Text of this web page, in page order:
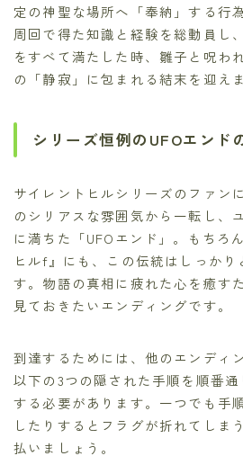
定の神聖な場所へ「奉納」する行
周回で得た知識と経験を総動員し
をすべて満たした時、雛子と呪わ
の「静寂」に包まれる結末を迎えま
シリーズ恒例のUFOエンド
サイレントヒルシリーズのファン
のシリアスな雰囲気から一転し、
に満ちた「UFOエンド」。もちろ
ヒルf』にも、この伝統はしっかり
す。物語の真相に疲れた心を癒す
見ておきたいエンディングです。
到達するためには、他のエンディ
以下の3つの隠された手順を順番
する必要があります。一つでも手
したりするとフラグが折れてしま
払いましょう。